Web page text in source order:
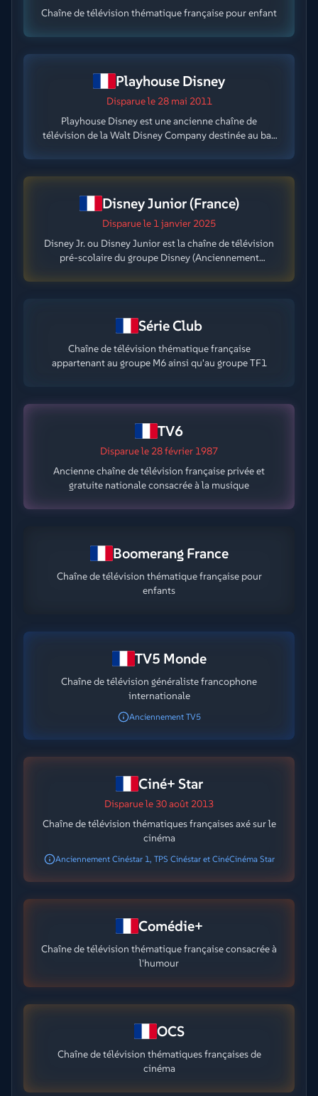
Chaîne de télévision thématique française pour enfant
Playhouse Disney
Disparuele 28 mai 2011
Playhouse Disney est une ancienne chaîne de
télévision de la Walt Disney Company destinée au bas
Disney Junior (France)
Disparuele 1 janvier 2025
Disney Jr. ou Disney Junior est la chaîne de télévision
pré-scolaire du groupe Disney (Anciennement
Série Club
Chaîne de télévision thématique française
appartenant au groupe M6 ainsi qu'au groupe TF1
TV6
Disparuele 28 février 1987
Ancienne chaîne de télévision française privée et
gratuite nationale consacrée à la musique
Boomerang France
Chaîne de télévision thématique française pour
enfants
TV5 Monde
Chaîne de télévision généraliste francophone
internationale
Anciennement TV5
Ciné+ Star
Disparuele 30 août 2013
Chaîne de télévision thématiques françaises axé sur le
cinéma
Anciennement Cinéstar 1, TPS Cinéstar et CinéCinéma Star
Comédie+
Chaîne de télévision thématique française consacrée à
l'humour
OCS
Chaîne de télévision thématiques françaises de
cinéma